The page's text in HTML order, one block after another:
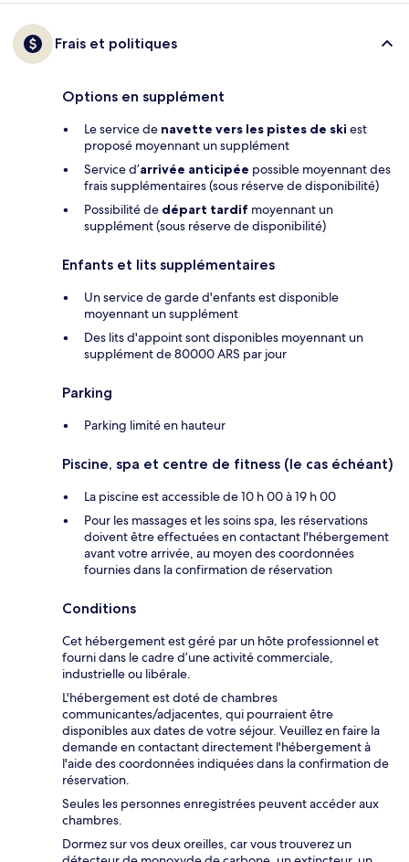
Frais et politiques
Options en supplément
Le service de navette vers les pistes de ski est
proposé moyennant un supplément
Service d’arrivée anticipée possible moyennant des
frais supplémentaires (sous réserve de disponibilité)
Possibilité de départ tardif moyennant un
supplément (sous réserve de disponibilité)
Enfants et lits supplémentaires
Un service de garde d'enfants est disponible
moyennant un supplément
Des lits d'appoint sont disponibles moyennant un
supplément de 80000 ARS par jour
Parking
Parking limité en hauteur
Piscine, spa et centre de fitness (le cas échéant)
La piscine est accessible de 10 h 00 à 19 h 00
Pour les massages et les soins spa, les réservations
doivent être effectuées en contactant l'hébergement
avant votre arrivée, au moyen des coordonnées
fournies dans la confirmation de réservation
Conditions
Cet hébergement est géré par un hôte professionnel et
fourni dans le cadre d’une activité commerciale,
industrielle ou libérale.
L'hébergement est doté de chambres
communicantes/adjacentes, qui pourraient être
disponibles aux dates de votre séjour. Veuillez en faire la
demande en contactant directement l'hébergement à
l'aide des coordonnées indiquées dans la confirmation de
réservation.
Seules les personnes enregistrées peuvent accéder aux
chambres.
Dormez sur vos deux oreilles, car vous trouverez un